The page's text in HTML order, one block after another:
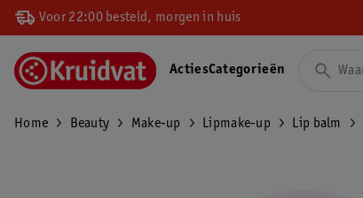
Voor 22:00 besteld, morgen in huis
ActiesCategorieën
Home Beauty Make-up Lipmake-up Lip balm